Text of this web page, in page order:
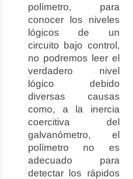
polímetro, para
conocer los niveles
lógicos de un
circuito bajo control,
no podremos leer el
verdadero nivel
lógico debido
diversas causas
como, a la inercia
coercitiva del
galvanómetro, el
polímetro no es
adecuado para
detectar los rápidos